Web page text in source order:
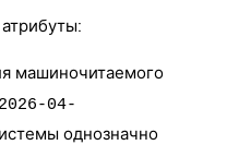
машиночитаемого
04-
однозначно